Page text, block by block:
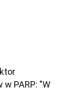
PARP: "W